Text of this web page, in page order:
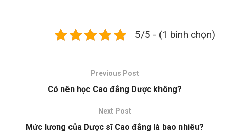
5/5 - (1 bình chọn)
Previous Post
Có nên học Cao đẳng Dược không?
Next Post
Mức lương của Dược sĩ Cao đẳng là bao nhiêu?